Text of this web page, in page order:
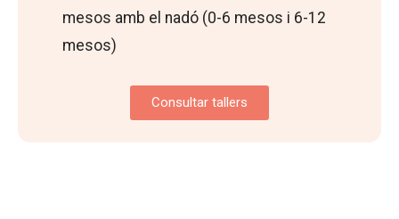
mesos amb el nadó (0-6 mesos i 6-12
mesos)
Consultar tallers